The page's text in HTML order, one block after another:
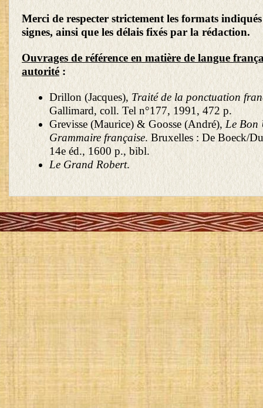
Merci de respecter strictement les formats
signes, ainsi que les délais fixés par la rédaction.
Ouvrages de référence en matière de langue
autorité :
Drillon (Jacques), Traité de la ponctuation
Gallimard, coll. Tel n°177, 1991, 472 p.
Grevisse (Maurice) & Goosse (André),Le Bon
Grammaire française. Bruxelles : De Boeck/
14e éd., 1600 p., bibl.
Le Grand Robert.